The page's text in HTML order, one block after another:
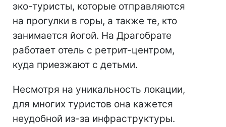
эко-туристы, которые отправляются
на прогулки в горы, а также те, кто
занимается йогой. На Драгобрате
работает отель с ретрит-центром,
куда приезжают с детьми.
Несмотря на уникальность локации,
для многих туристов она кажется
неудобной из-за инфраструктуры.